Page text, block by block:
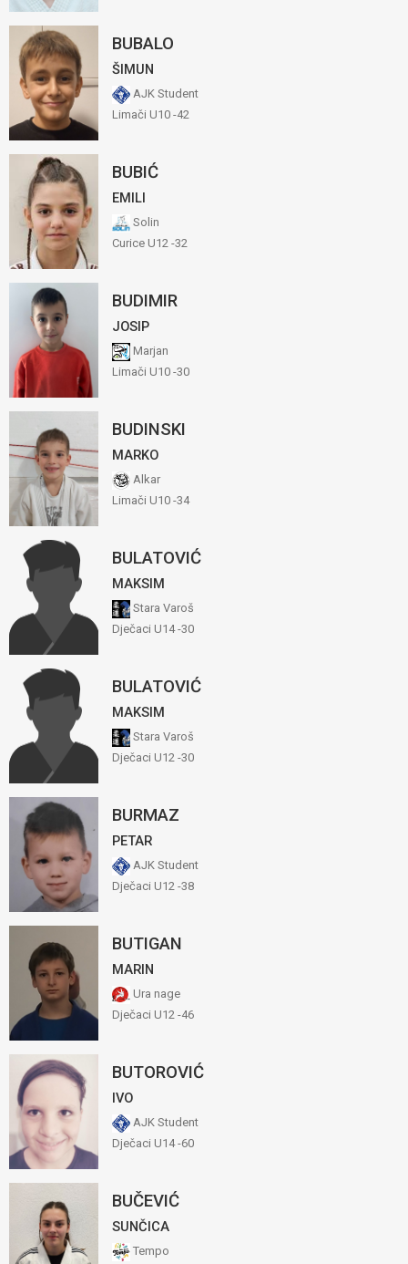
BUBALO
ŠIMUN
AJK Student
Limači U10 -42
BUBIĆ
EMILI
Solin
Curice U12 -32
BUDIMIR
JOSIP
Marjan
Limači U10 -30
BUDINSKI
MARKO
Alkar
Limači U10 -34
BULATOVIĆ
MAKSIM
Stara Varoš
Dječaci U14 -30
BULATOVIĆ
MAKSIM
Stara Varoš
Dječaci U12 -30
BURMAZ
PETAR
AJK Student
Dječaci U12 -38
BUTIGAN
MARIN
Ura nage
Dječaci U12 -46
BUTOROVIĆ
IVO
AJK Student
Dječaci U14 -60
BUČEVIĆ
SUNČICA
Tempo